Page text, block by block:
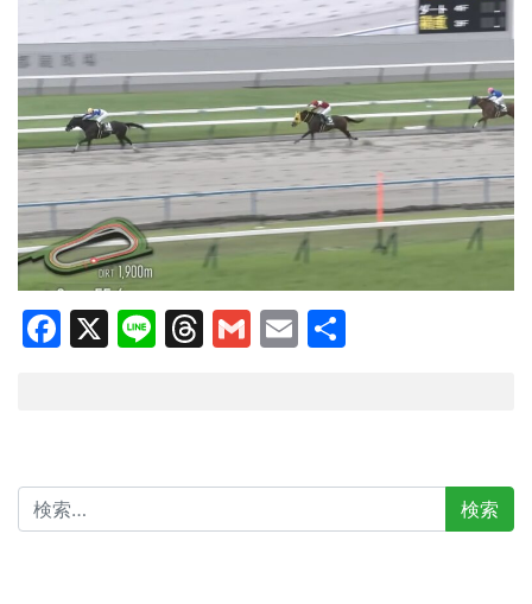
Facebook
X LineThreads
Gmail
Email
検
索: